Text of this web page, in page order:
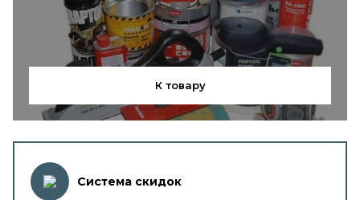
К товару
Система скидок